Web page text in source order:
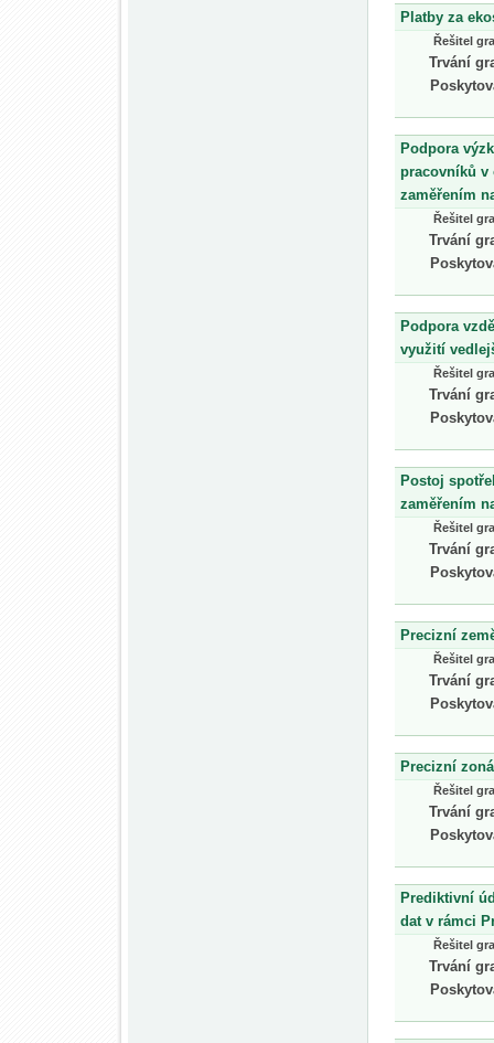
Platby za
Řešitel
Trvání
Podpora
pracovníků v
zaměřením
Řešitel
Trvání
Podpora
využití
Řešitel
Trvání
Postoj
zaměřením
Řešitel
Trvání
Precizní
Řešitel
Trvání
Precizní
Řešitel
Trvání
Prediktivní
dat v rámci
Řešitel
Trvání